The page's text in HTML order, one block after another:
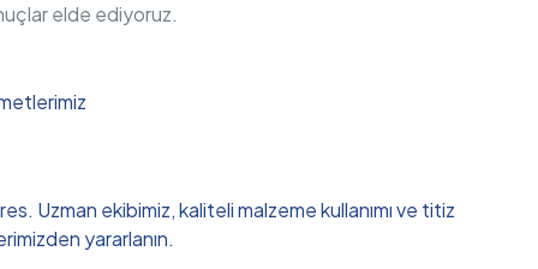
elde ediyoruz.
Uzman ekibimiz, kaliteli malzeme kullanımı ve titiz
yararlanın.